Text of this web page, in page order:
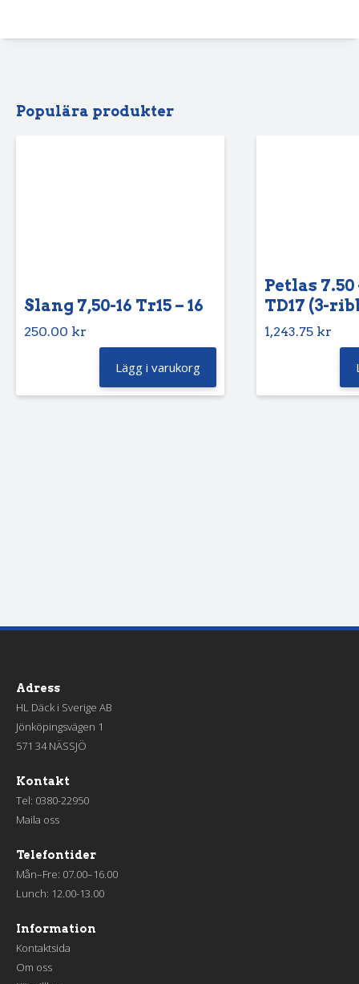
Populära produkter
Slang 7,50-16 Tr15 – 16
250.00 kr
Lägg i varukorg
Petlas 7.50
TD17 (3-
1,243.75 kr
Adress
HL Däck i Sverige AB
Jönköpingsvägen 1
571 34 NÄSSJÖ
Kontakt
Tel: 0380-22950
Maila oss
Telefontider
Mån–Fre: 07.00–16.00
Lunch: 12.00-13.00
Information
Kontaktsida
Om oss